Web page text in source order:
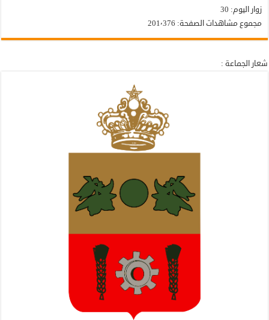
زوار اليوم: 30
مجموع مشاهدات الصفحة: 201٬376
شعار الجماعة :